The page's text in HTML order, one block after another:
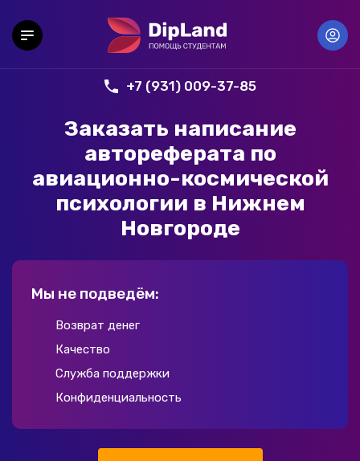
+7 (931) 009-37-85
Заказать написание
автореферата по
авиационно-космической
психологии в Нижнем
Новгороде
Мы не подведём:
Возврат денег
Качество
Служба поддержки
Конфиденциальность